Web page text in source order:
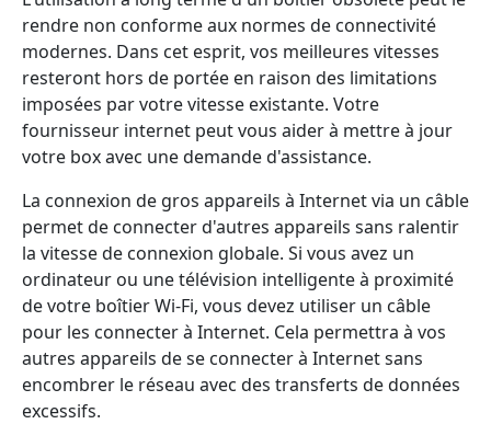
rendre non conforme aux normes de connectivité
modernes. Dans cet esprit, vos meilleures vitesses
resteront hors de portée en raison des limitations
imposées par votre vitesse existante. Votre
fournisseur internet peut vous aider à mettre à jour
votre box avec une demande d'assistance.
La connexion de gros appareils à Internet via un câble
permet de connecter d'autres appareils sans ralentir
la vitesse de connexion globale. Si vous avez un
ordinateur ou une télévision intelligente à proximité
de votre boîtier Wi-Fi, vous devez utiliser un câble
pour les connecter à Internet. Cela permettra à vos
autres appareils de se connecter à Internet sans
encombrer le réseau avec des transferts de données
excessifs.